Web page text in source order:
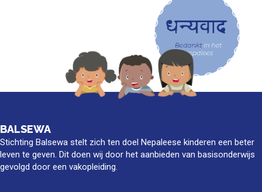
BALSEWA
Stichting Balsewa stelt zich ten doel Nepaleese kinderen een beter
leven te geven. Dit doen wij door het aanbieden van basisonderwijs
gevolgd door een vakopleiding.